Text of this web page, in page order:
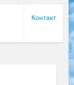
Контакт